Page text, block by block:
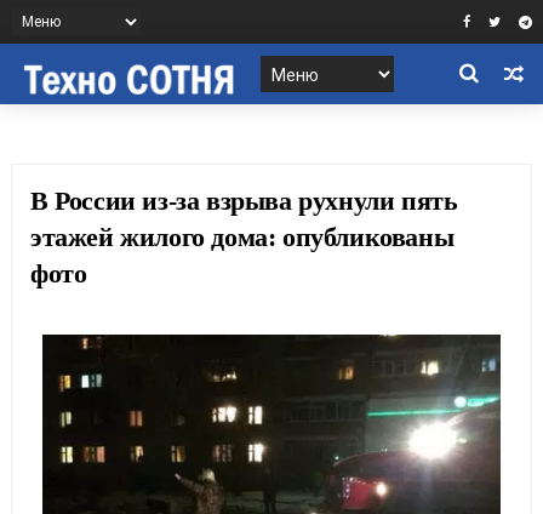
В России из-за взрыва рухнули пять
этажей жилого дома: опубликованы
фото